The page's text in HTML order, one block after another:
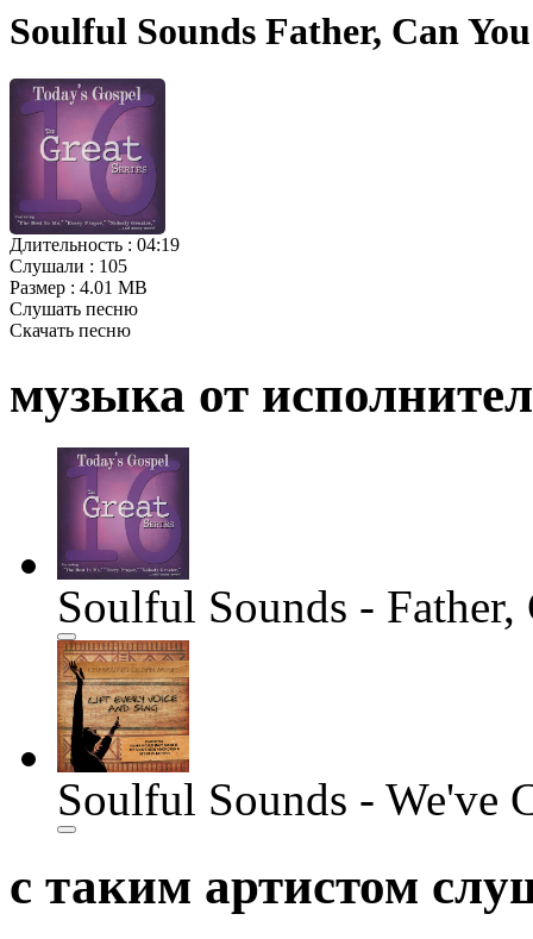
Soulful Sounds Father, Can
Длительность : 04:19
Слушали : 105
Размер : 4.01 MB
Слушать песню
Скачать песню
музыка от
Soulful Sounds - Father,
Soulful Sounds - We've
с таким артистом